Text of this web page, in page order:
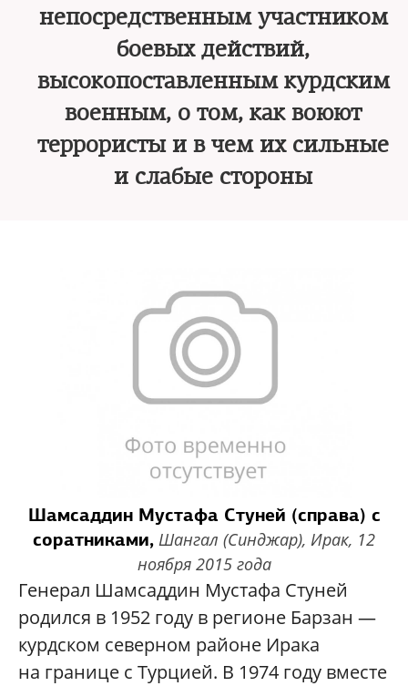
непосредственным участником
боевых действий,
высокопоставленным курдским
военным, о том, как воюют
террористы и в чем их сильные
и слабые стороны
Шамсаддин Мустафа Стуней (справа) с
соратниками, Шангал (Синджар), Ирак, 12
ноября 2015 года
Генерал Шамсаддин Мустафа Стуней
родился в 1952 году в регионе Барзан —
курдском северном районе Ирака
на границе с Турцией. В 1974 году вместе